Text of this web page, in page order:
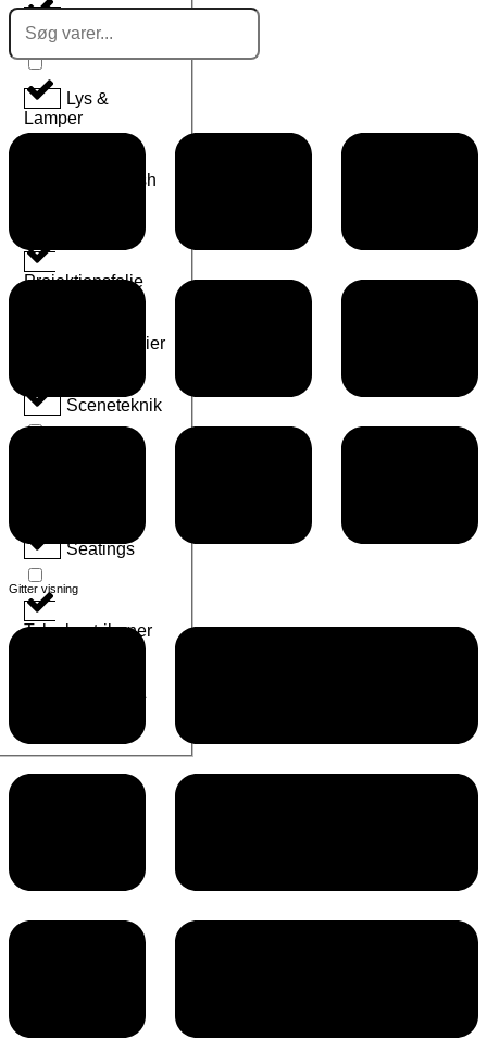
Møbler
Lys &
Lamper
Net & Mesh
Projektionsfolie
Scenepodier
Sceneteknik
Seatings
Teleskoptribuner
Search
Gitter visning